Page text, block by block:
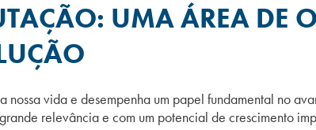
UMA ÁREA DE
vida e desempenha um papel fundamental no
relevância e com um potencial de crescimento